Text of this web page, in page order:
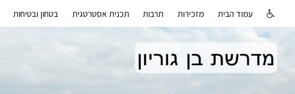
עמוד הבית מזכירות תרבות תכנית אסטרטגית בטחון ובטיחות